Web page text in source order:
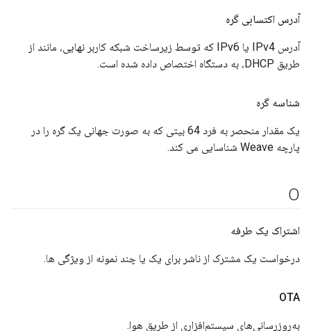
آدرس اکتسابی گره
آدرس IPv4 یا IPv6 که توسط زیرساخت شبکه کاربر نهایی، مانند از
طریق DHCP، به دستگاه اختصاص داده شده است.
شناسه گره
یک مقدار منحصر به فرد 64 بیتی که به صورت جهانی یک گره را در
پارچه Weave شناسایی می کند.
O
اشتراک یک طرفه
درخواست یک مشترک از ناشر برای یک یا چند نمونه از ویژگی ها.
OTA
به‌روزرسانی‌های سیستم‌افزاری از طریق هوا.